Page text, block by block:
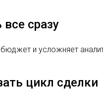
все сразу
и усложняет
цикл сделки